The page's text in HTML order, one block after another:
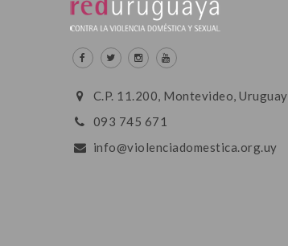
C.P. 11.200, Montevideo, Uruguay
093 745 671
info@violenciadomestica.org.uy